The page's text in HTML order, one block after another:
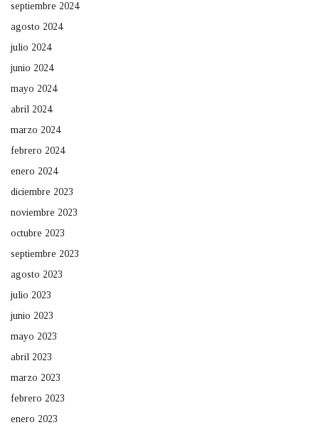
septiembre 2024
agosto 2024
julio 2024
junio 2024
mayo 2024
abril 2024
marzo 2024
febrero 2024
enero 2024
diciembre 2023
noviembre 2023
octubre 2023
septiembre 2023
agosto 2023
julio 2023
junio 2023
mayo 2023
abril 2023
marzo 2023
febrero 2023
enero 2023